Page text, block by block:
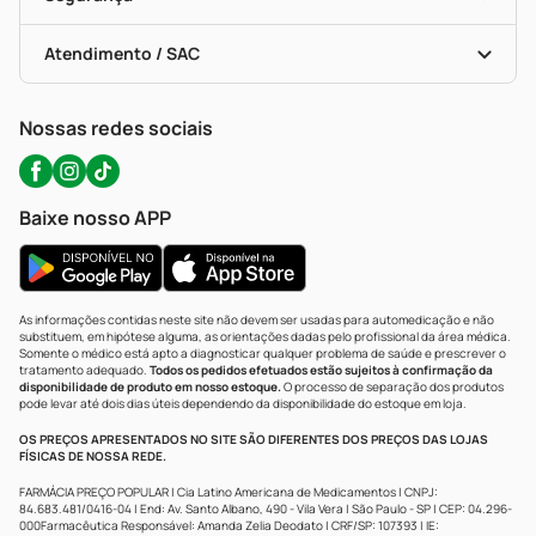
Troca E Devolução
Bulas De A A Z
Políticas De Marketplace
Testes Rápidos
Autoteste Covid-19
Certificado De Segurança
Portal Da Privacidade
Atendimento / SAC
WhatsApp (47) 9202-1687
Nossas redes sociais
Baixe nosso APP
As informações contidas neste site não devem ser usadas para automedicação e não
substituem, em hipótese alguma, as orientações dadas pelo profissional da área médica.
Somente o médico está apto a diagnosticar qualquer problema de saúde e prescrever o
tratamento adequado. Todos os pedidos efetuados estão sujeitos à confirmação da
disponibilidade de produto em nosso estoque.O processo de separação dos produtos
pode levar até dois dias úteis dependendo da disponibilidade do estoque em loja.
OS PREÇOS APRESENTADOS NO SITE SÃO DIFERENTES DOS PREÇOS DAS LOJAS
FÍSICAS DE NOSSA REDE.
FARMÁCIA PREÇO POPULAR | Cia Latino Americana de Medicamentos | CNPJ:
84.683.481/0416-04 | End: Av. Santo Albano, 490 - Vila Vera | São Paulo - SP | CEP: 04.296-
000Farmacêutica Responsável: Amanda Zelia Deodato | CRF/SP: 107393 | IE: